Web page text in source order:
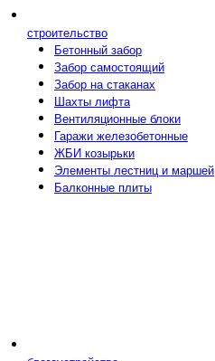
строительство
Бетонный забор
Забор самостоящий
Забор на стаканах
Шахты лифта
Вентиляционные блоки
Гаражи железобетонные
ЖБИ козырьки
Элементы лестниц и маршей
Балконные плиты